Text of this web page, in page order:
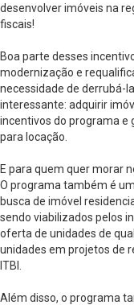
desenvolver imóveis na
fiscais!
Boa parte desses
modernização e
necessidade de derrubá-
interessante: adquirir
incentivos do programa e
para locação.
E para quem quer morar
O programa também é
busca de imóvel
sendo viabilizados pelos
oferta de unidades de
unidades em projetos de
ITBI.
Além disso, o programa